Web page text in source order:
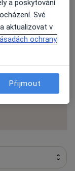
důležité.
za
a poskytování
Své
aktualizovat v
ochrany
Přijmout